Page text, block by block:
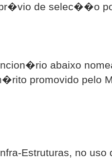
pr�vio de selec��o
abaixo
promovido pelo
Estruturas, no